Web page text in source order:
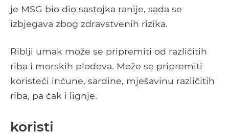
je MSG bio dio sastojka ranije, sada se
izbjegava zbog zdravstvenih rizika.
Riblji umak može se pripremiti od različitih
riba i morskih plodova. Može se pripremiti
koristeći inćune, sardine, mješavinu različitih
riba, pa čak i lignje.
koristi